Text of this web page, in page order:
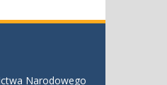
Narodowego